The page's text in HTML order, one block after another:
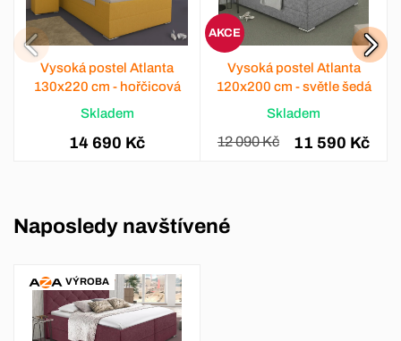
Vysoká postel Atlanta
130x220 cm - hořčicová
Skladem
14 690 Kč
AKCE
Vysoká postel Atlanta
120x200 cm - světle šedá
Skladem
12 090 Kč 11 590 Kč
Naposledy navštívené
VÝROBA